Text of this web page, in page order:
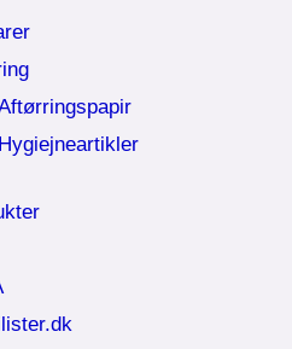
Hygiejneartikler